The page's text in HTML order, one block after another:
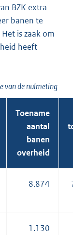
BZK extra
banen te
is zaak om
heeft
van de nulmeting
Toename
aantal
banen
overheid
8.874
1.130